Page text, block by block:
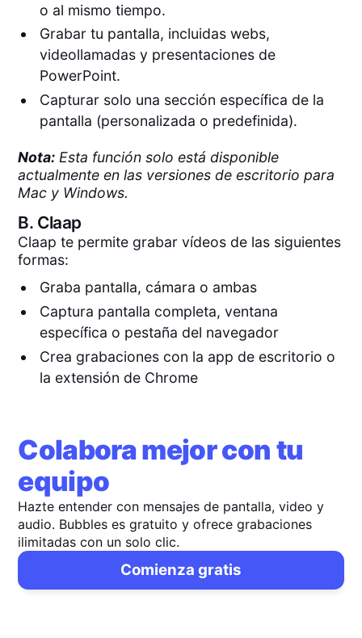
o al mismo tiempo.
Grabar tu pantalla, incluidas webs,
videollamadas y presentaciones de
PowerPoint.
Capturar solo una sección específica de la
pantalla (personalizada o predefinida).
Nota: Esta función solo está disponible
actualmente en las versiones de escritorio para
Mac y Windows.
B. Claap
Claap te permite grabar vídeos de las siguientes
formas:
Graba pantalla, cámara o ambas
Captura pantalla completa, ventana
específica o pestaña del navegador
Crea grabaciones con la app de escritorio o
la extensión de Chrome
Colabora mejor con tu
equipo
Hazte entender con mensajes de pantalla, video y
audio. Bubbles es gratuito y ofrece grabaciones
ilimitadas con un solo clic.
Comienza gratis